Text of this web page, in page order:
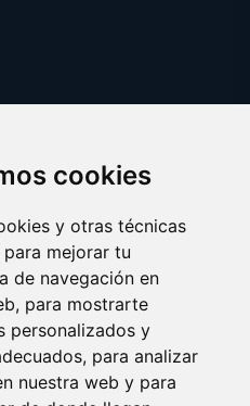
cookies
y otras técnicas
mejorar tu
de navegación en
para mostrarte
personalizados y
para analizar
nuestra web y para
preferences
2025 viki.es